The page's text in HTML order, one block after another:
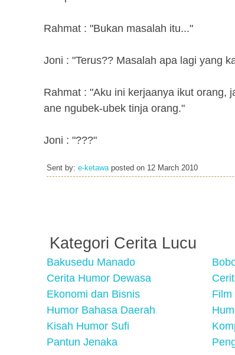
Rahmat : "Bukan masalah itu..."
Joni : "Terus?? Masalah apa lagi yang
Rahmat : "Aku ini kerjaanya ikut orang,
ane ngubek-ubek tinja orang."
Joni : "???"
Sent by: e-ketawaposted on 12 March 2010
Kategori Cerita Lucu
Bakusedu Manado
Cerita Humor Dewasa
Ekonomi dan Bisnis
Film
Humor Bahasa Daerah
Kisah Humor Sufi
Pantun Jenaka